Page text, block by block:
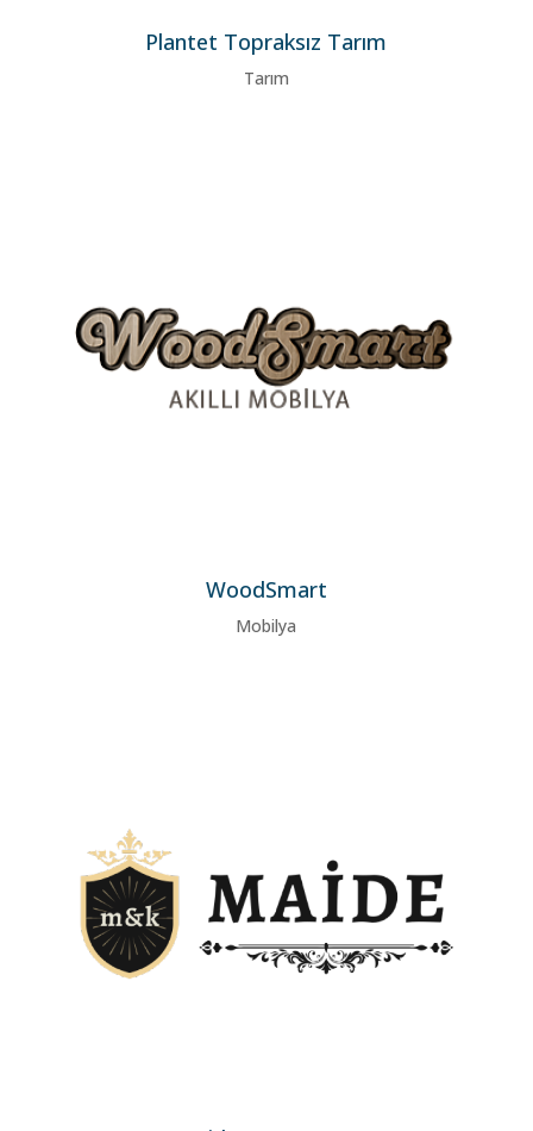
Plantet Topraksız Tarım
Tarım
WoodSmart
Mobilya